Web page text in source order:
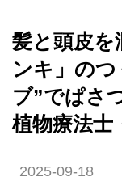
髪と頭皮を
ンキ」の
ブ”でぱさ
植物療法士
2025-09-18